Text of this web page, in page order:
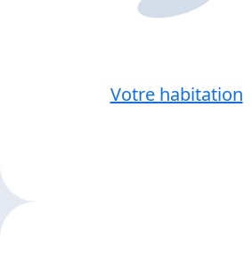
Votre habitation